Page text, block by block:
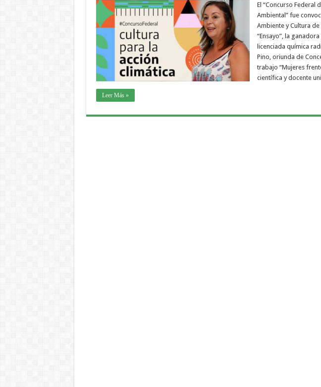
El “Concurso Federal
Ambiental” fue
Ambiente y Cultura
“Ensayo”, la
licenciada química
Pino, oriunda de
trabajo “Mujeres
científica y docente
Leer Más »